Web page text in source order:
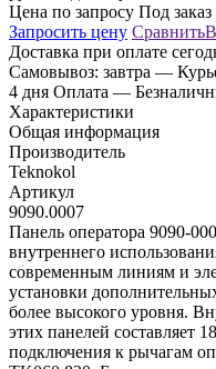
Цена по запросу Под заказ
Запросить цену Сравнить
Доставка при оплате
Самовывоз: завтра —
4 дня Оплата —
Характеристики
Общая информация
Производитель
Teknokol
Артикул
9090.0007
Панель оператора 9090-
внутреннего
современным линиям и
установки
более высокого уровня.
этих панелей составляет
подключения к рычагам